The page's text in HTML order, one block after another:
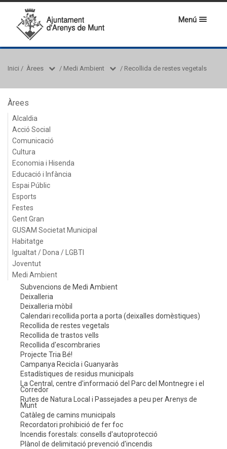
Menú
Inici / Àrees / Medi Ambient / Recollida de restes vegetals
Àrees
Alcaldia
Acció Social
Comunicació
Cultura
Economia i Hisenda
Educació i Infància
Espai Públic
Esports
Festes
Gent Gran
GUSAM Societat Municipal
Habitatge
Igualtat / Dona / LGBTI
Joventut
Medi Ambient
Subvencions de Medi Ambient
Deixalleria
Deixalleria mòbil
Calendari recollida porta a porta (deixalles domèstiques)
Recollida de restes vegetals
Recollida de trastos vells
Recollida d'escombraries
Projecte Tria Bé!
Campanya Recicla i Guanyaràs
Estadístiques de residus municipals
La Central, centre d'informació del Parc del Montnegre i el
Corredor
Rutes de Natura Local i Passejades a peu per Arenys de
Munt
Catàleg de camins municipals
Recordatori prohibició de fer foc
Incendis forestals: consells d'autoprotecció
Plànol de delimitació prevenció d'incendis